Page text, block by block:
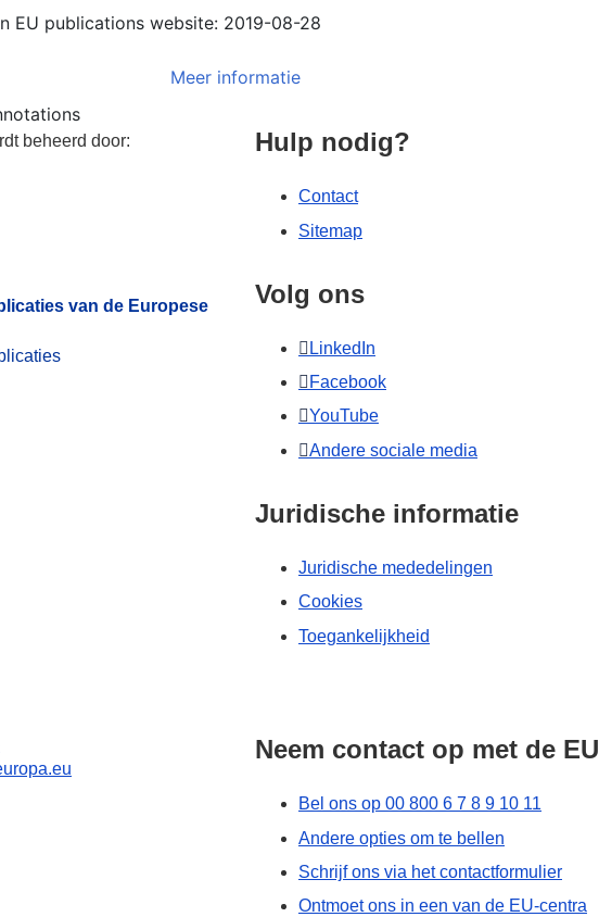
EU publications website: 2019-08-28
Meer informatie
publicaties van de Europese Unie
beheerd door:
van de Europese
Hulp nodig?
Contact
Sitemap
Volg ons
LinkedIn
Facebook
YouTube
Andere sociale media
Juridische informatie
Juridische mededelingen
Cookies
Toegankelijkheid
Neem contact op met de EU
Bel ons op 00 800 6 7 8 9 10 11
Andere opties om te bellen
Schrijf ons via het contactformulier
Ontmoet ons in een van de EU-centra